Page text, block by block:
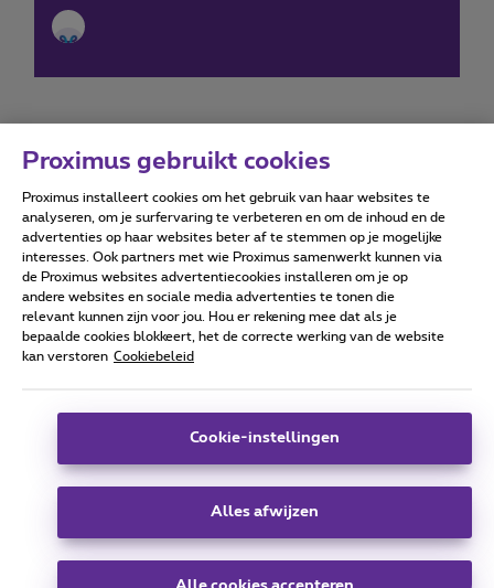
Forumvoorwaarden Accessibility statement
Alle rechten voorbehouden. © Proximus
Algemene voorwaarden, consumenteninfo
Deze website is gecreëerd en wordt beheerd conform het
Koning Albert II-laan 27 - B-1030 Brussel.
Carrier & Wholesale Solutions
Proximus gebruikt cookies
Proximus installeert cookies om het gebruik van haar websites te
analyseren, om je surfervaring te verbeteren en om de inhoud en de
advertenties op haar websites beter af te stemmen op je mogelijke
interesses. Ook partners met wie Proximus samenwerkt kunnen via
de Proximus websites advertentiecookies installeren om je op
andere websites en sociale media advertenties te tonen die
relevant kunnen zijn voor jou. Hou er rekening mee dat als je
bepaalde cookies blokkeert, het de correcte werking van de website
kan verstoren Cookiebeleid
Cookie-instellingen
Alles afwijzen